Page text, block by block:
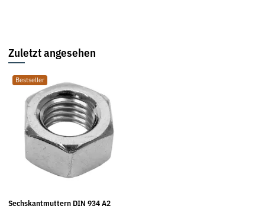
Zuletzt angesehen
Bestseller
Sechskantmuttern DIN 934 A2